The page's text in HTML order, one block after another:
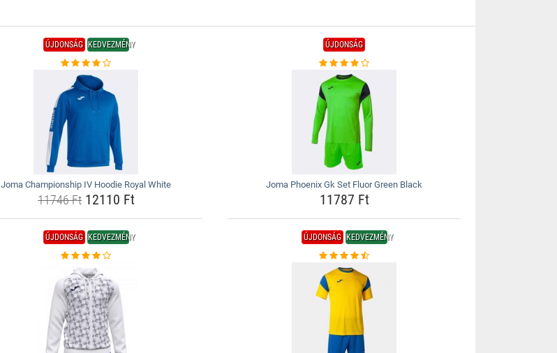
ÚJDONSÁG KEDVEZMÉNY
Joma Championship IV Hoodie Royal White
11746 Ft12110 Ft
ÚJDONSÁG
Joma Phoenix Gk Set Fluor Green Black
11787 Ft
ÚJDONSÁG KEDVEZMÉNY ÚJDONSÁG KEDVEZMÉNY